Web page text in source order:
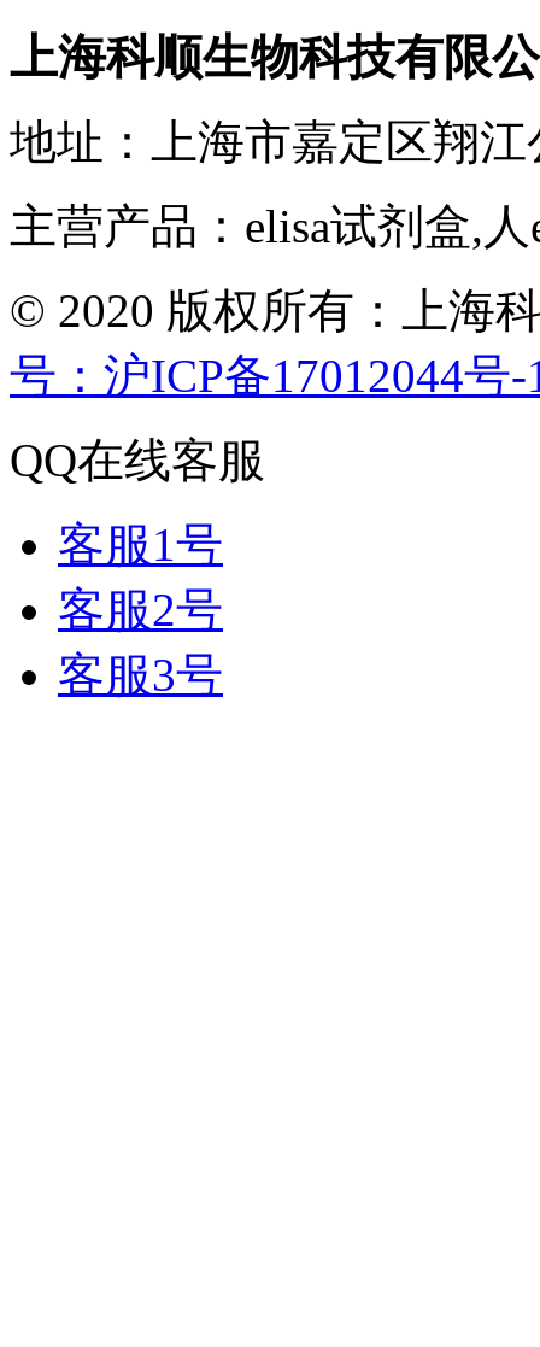
上海科顺生物科技有限
地址：上海市嘉定区翔江
主营产品：elisa试剂盒,
© 2020 版权所有：上海
号：沪ICP备17012044号-
QQ在线客服
客服1号
客服2号
客服3号